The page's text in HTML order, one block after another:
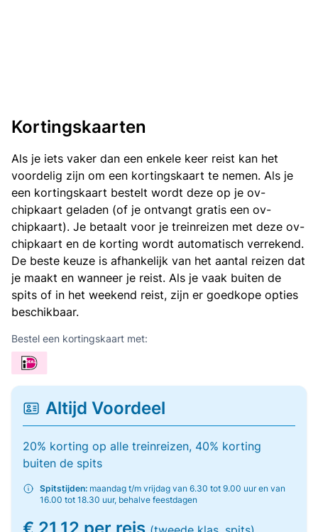
Kortingskaarten
Als je iets vaker dan een enkele keer reist kan het
voordelig zijn om een kortingskaart te nemen. Als je
een kortingskaart bestelt wordt deze op je ov-
chipkaart geladen (of je ontvangt gratis een ov-
chipkaart). Je betaalt voor je treinreizen met deze ov-
chipkaart en de korting wordt automatisch verrekend.
De beste keuze is afhankelijk van het aantal reizen dat
je maakt en wanneer je reist. Als je vaak buiten de
spits of in het weekend reist, zijn er goedkope opties
beschikbaar.
Bestel een kortingskaart met:
Altijd Voordeel
20% korting op alle treinreizen, 40% korting
buiten de spits
Spitstijden: maandag t/m vrijdag van 6.30 tot 9.00 uur en van
16.00 tot 18.30 uur, behalve feestdagen